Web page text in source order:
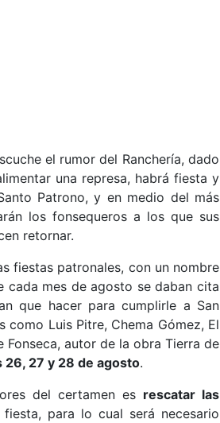
el rumor del Ranchería, dado
una represa, habrá fiesta y
Patrono, y en medio del más
los fonsequeros a los que sus
retornar.
fiestas patronales, con un nombre
cada mes de agosto se daban cita
que hacer para cumplirle a San
Luis Pitre, Chema Gómez, El
autor de la obra Tierra de
26, 27 y 28 de agosto.
del certamen es rescatar las
para lo cual será necesario